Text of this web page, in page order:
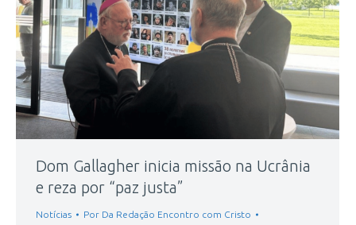
Dom Gallagher inicia missão na Ucrânia
e reza por “paz justa”
Notícias Por Da Redação Encontro com Cristo